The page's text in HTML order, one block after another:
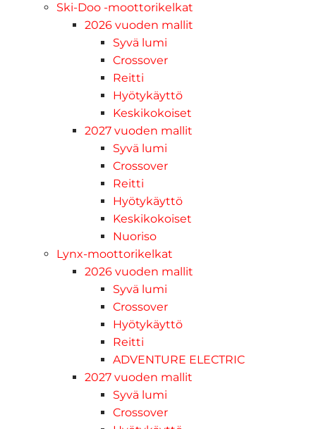
Ski-Doo -moottorikelkat
2026 vuoden mallit
Syvä lumi
Crossover
Reitti
Hyötykäyttö
Keskikokoiset
2027 vuoden mallit
Syvä lumi
Crossover
Reitti
Hyötykäyttö
Keskikokoiset
Nuoriso
Lynx-moottorikelkat
2026 vuoden mallit
Syvä lumi
Crossover
Hyötykäyttö
Reitti
ADVENTURE ELECTRIC
2027 vuoden mallit
Syvä lumi
Crossover